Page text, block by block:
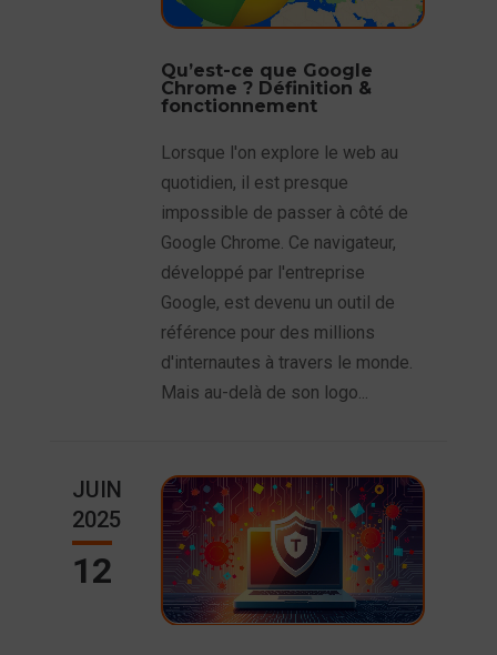
Qu’est-ce que Google
Chrome ? Définition &
fonctionnement
Lorsque l'on explore le web au
quotidien, il est presque
impossible de passer à côté de
Google Chrome. Ce navigateur,
développé par l'entreprise
Google, est devenu un outil de
référence pour des millions
d'internautes à travers le monde.
Mais au-delà de son logo...
JUIN
2025
12